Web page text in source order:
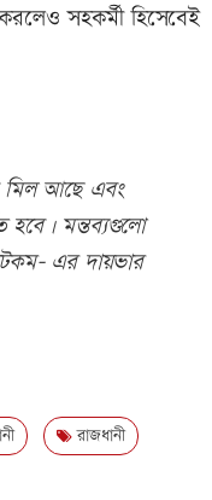
সহকর্মী হিসেবেই
মিল আছে এবং
হবে। মন্তব্যগুলো
এর দায়ভার
রাজধানী